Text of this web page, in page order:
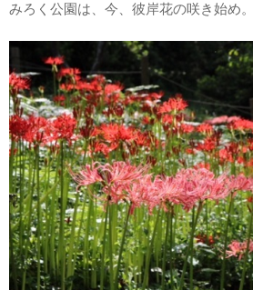
みろく公園は、今、彼岸花の咲き始め。